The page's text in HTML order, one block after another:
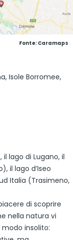
Fonte: Caramaps
Isole Borromee,
lago di Lugano, il
il lago d’Iseo
Italia (Trasimeno,
di scoprire
nella natura vi
insolito: